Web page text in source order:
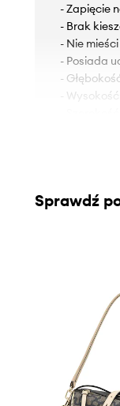
- Zapięcie
- Brak
- Nie
- Posiada
-
-
Sprawdź